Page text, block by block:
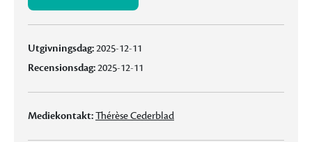
Utgivningsdag:2025-12-11
Recensionsdag:2025-12-11
Mediekontakt:Thérèse Cederblad